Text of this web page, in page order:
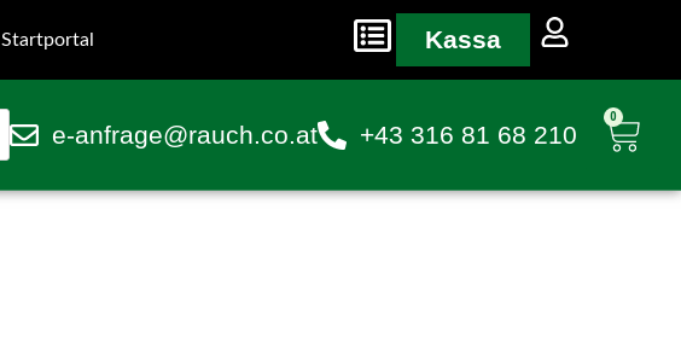
Startportal Kassa
e-anfrage@rauch.co.at +43 316 81 68 210
0